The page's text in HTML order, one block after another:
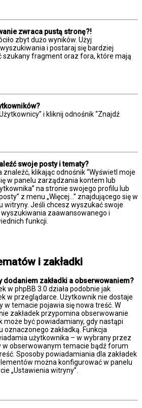
zwraca pustą stronę?!
zbyt dużo wyników. Użyj
i postaraj się bardziej
szukany fragment oraz fora, które mają
i kliknij odnośnik “Znajdź
swoje posty i tematy?
klikając odnośnik “Wyświetl moje
w panelu zarządzania kontem lub
na stronie swojego profilu lub
z menu „Więcej…” znajdującego się w
witryny. Jeśli chcesz wyszukać swoje
zaawansowanego i
funkcji.
i zakładki
zakładki a obserwowaniem?
w phpBB 3.0 działa podobnie jak
w przeglądarce. Użytkownik nie dostaje
w temacie pojawia się nowa treść. W
zakładek przypomina obserwowanie
może być powiadamiany, gdy nastąpi
zakładką. Funkcja
użytkownika – w wybrany przez
w obserwowanym temacie bądź forum
Sposoby powiadamiania dla zakładek
można konfigurować w panelu
„Ustawienia witryny”.